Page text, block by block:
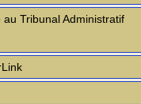
au Tribunal Administratif